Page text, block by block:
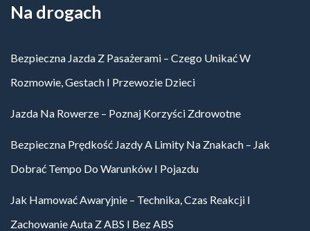
Na drogach
Bezpieczna Jazda Z Pasażerami – Czego Unikać W
Rozmowie, Gestach I Przewozie Dzieci
Jazda Na Rowerze – Poznaj Korzyści Zdrowotne
Bezpieczna Prędkość Jazdy A Limity Na Znakach – Jak
Dobrać Tempo Do Warunków I Pojazdu
Jak Hamować Awaryjnie – Technika, Czas Reakcji I
Zachowanie Auta Z ABS I Bez ABS